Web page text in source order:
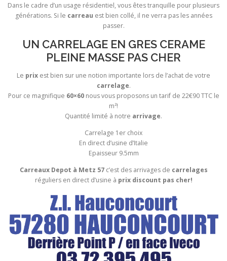
Dans le cadre d’un usage résidentiel, vous êtes tranquille pour plusieurs
générations. Si le carreau est bien collé, il ne verra pas les années
passer.
UN CARRELAGE EN GRES CERAME
PLEINE MASSE PAS CHER
Le prix est bien sur une notion importante lors de l’achat de votre
carrelage.
Pour ce magnifique 60×60nous vous proposons un tarif de 22€90 TTC le
m²!
Quantité limité à notre arrivage.
Carrelage 1er choix
En direct d’usine d’Italie
Epaisseur 9.5mm
Carreaux Depot à Metz 57c’est des arrivages de carrelages
réguliers en direct d’usine à prix discount pas cher!